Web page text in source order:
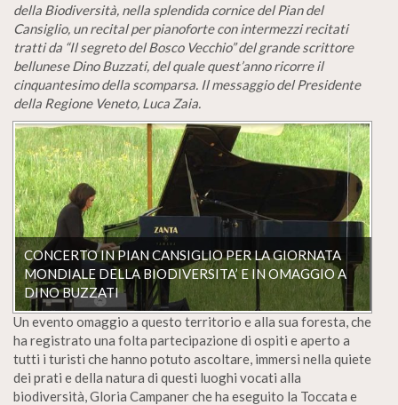
della Biodiversità, nella splendida cornice del Pian del
Cansiglio, un recital per pianoforte con intermezzi recitati
tratti da “Il segreto del Bosco Vecchio” del grande scrittore
bellunese Dino Buzzati, del quale quest’anno ricorre il
cinquantesimo della scomparsa. Il messaggio del Presidente
della Regione Veneto, Luca Zaia.
CONCERTO IN PIAN CANSIGLIO PER LA GIORNATA
MONDIALE DELLA BIODIVERSITA’ E IN OMAGGIO A
DINO BUZZATI
Un evento omaggio a questo territorio e alla sua foresta, che
ha registrato una folta partecipazione di ospiti e aperto a
tutti i turisti che hanno potuto ascoltare, immersi nella quiete
dei prati e della natura di questi luoghi vocati alla
biodiversità, Gloria Campaner che ha eseguito la Toccata e